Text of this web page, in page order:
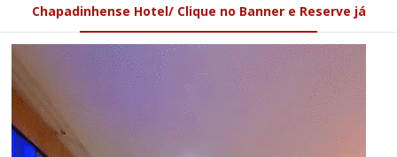
Chapadinhense Hotel/ Clique no Banner e Reserve já